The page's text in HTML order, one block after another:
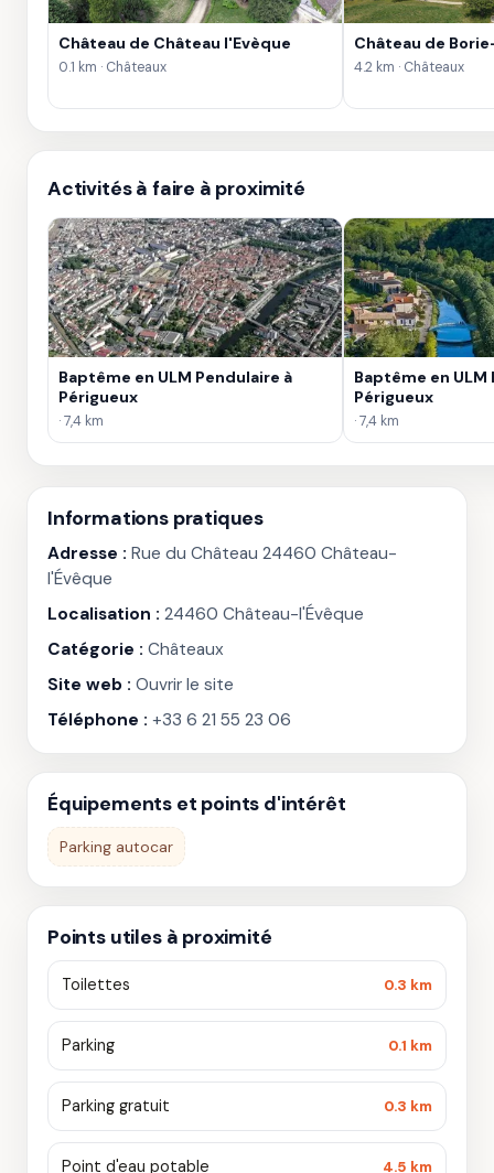
Château de Château l'Evèque
0.1 km · Châteaux
Château de
4.2 km · Châteaux
Activités à faire à proximité
Baptême en ULM Pendulaire à
Périgueux
· 7,4 km
Baptême en ULM
Périgueux
· 7,4 km
Informations pratiques
Adresse : Rue du Château 24460 Château-
l'Évêque
Localisation : 24460 Château-l'Évêque
Catégorie : Châteaux
Site web : Ouvrir le site
Téléphone : +33 6 21 55 23 06
Équipements et points d'intérêt
Parking autocar
Points utiles à proximité
Toilettes 0.3 km
Parking 0.1 km
Parking gratuit 0.3 km
Point d'eau potable 4.5 km